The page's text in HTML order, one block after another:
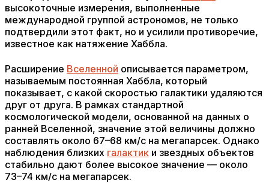
высокоточные измерения, выполненные
международной группой астрономов, не только
подтвердили этот факт, но и усилили противоречие,
известное как натяжение Хаббла.
Расширение Вселенной описывается параметром,
называемым постоянная Хаббла, который
показывает, с какой скоростью галактики удаляются
друг от друга. В рамках стандартной
космологической модели, основанной на данных о
ранней Вселенной, значение этой величины должно
составлять около 67–68 км/с на мегапарсек. Однако
наблюдения близких галактик и звездных объектов
стабильно дают более высокое значение — около
73–74 км/с на мегапарсек.